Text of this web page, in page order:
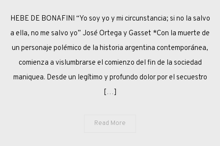
HEBE DE BONAFINI “Yo soy yo y mi circunstancia; si no la salvo
a ella, no me salvo yo” José Ortega y Gasset *Con la muerte de
un personaje polémico de la historia argentina contemporánea,
comienza a vislumbrarse el comienzo del fin de la sociedad
maniquea. Desde un legítimo y profundo dolor por el secuestro
[…]
Read More